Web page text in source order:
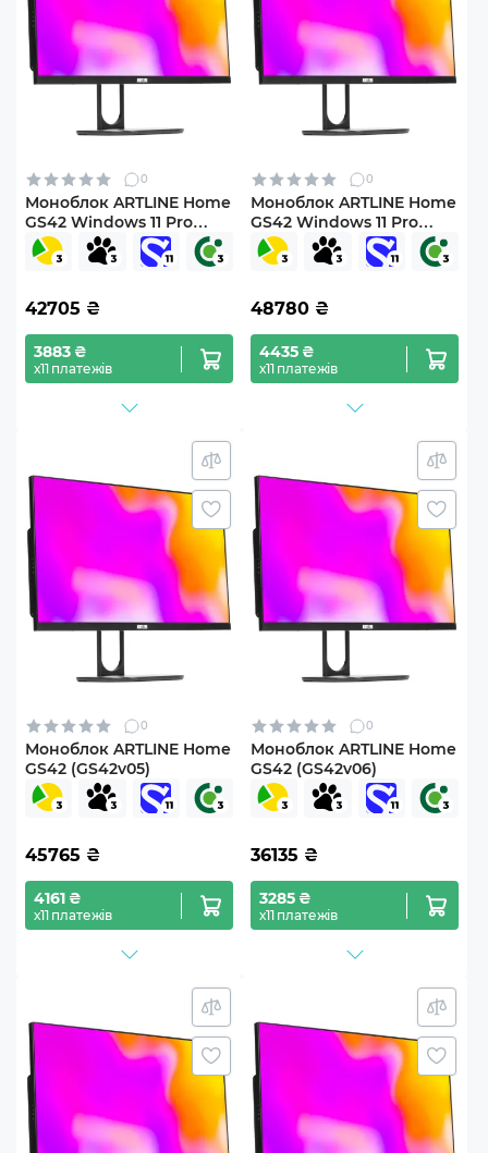
0
Моноблок ARTLINE Home
GS42 Windows 11 Pro
(GS42v03Win)
42705 ₴
3883 ₴
х11 платежів
0
Моноблок ARTLINE Home
GS42 Windows 11 Pro
(GS42v04Win)
48780 ₴
4435 ₴
х11 платежів
0
Моноблок ARTLINE Home
GS42 (GS42v05)
45765 ₴
4161 ₴
х11 платежів
0
Моноблок ARTLINE Home
GS42 (GS42v06)
36135 ₴
3285 ₴
х11 платежів